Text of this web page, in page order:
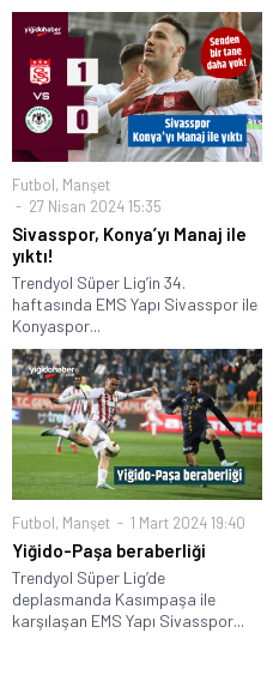
Futbol, Manşet
27 Nisan 2024 15:35
Sivasspor, Konya’yı Manaj ile
yıktı!
Trendyol Süper Lig’in 34.
haftasında EMS Yapı Sivasspor ile
Konyaspor...
Futbol, Manşet 1 Mart 2024 19:40
Yiğido-Paşa beraberliği
Trendyol Süper Lig’de
deplasmanda Kasımpaşa ile
karşılaşan EMS Yapı Sivasspor...